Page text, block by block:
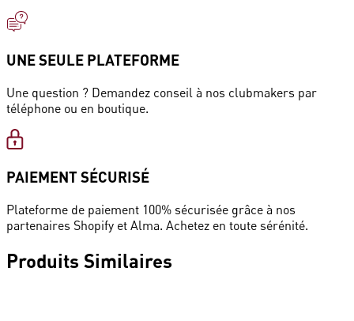
UNE SEULE PLATEFORME
Une question ? Demandez conseil à nos clubmakers par
téléphone ou en boutique.
PAIEMENT SÉCURISÉ
Plateforme de paiement 100% sécurisée grâce à nos
partenaires Shopify et Alma. Achetez en toute sérénité.
Produits Similaires